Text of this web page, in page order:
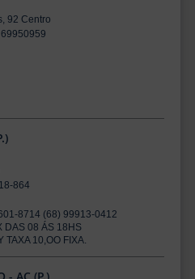
92 Centro
864
8714 (68) 99913-0412
DAS 08 ÁS 18HS
TAXA 10,OO FIXA.
- AC (P.)